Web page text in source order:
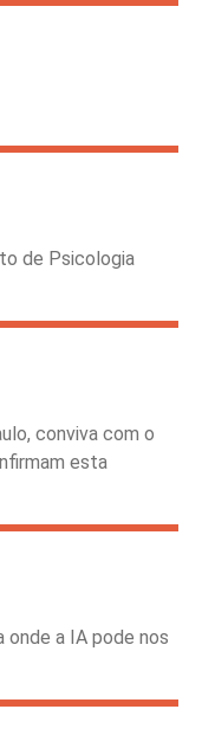
de Psicologia
conviva com o
esta
a IA pode nos